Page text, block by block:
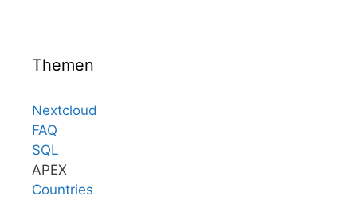
Themen
Nextcloud
FAQ
SQL
APEX
Countries